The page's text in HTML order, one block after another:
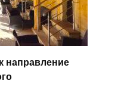
направление